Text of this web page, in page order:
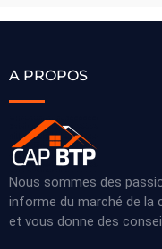
A PROPOS
Nous sommes des
informe du marché de la
et vous donne des